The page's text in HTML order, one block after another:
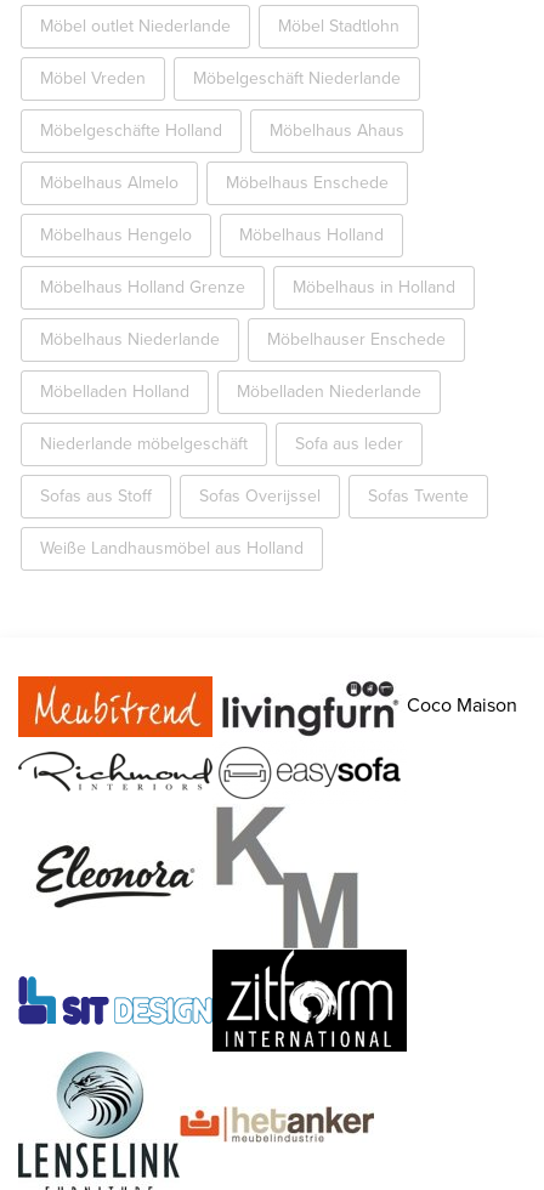
Möbel outlet Niederlande Möbel Stadtlohn
Möbel Vreden Möbelgeschäft Niederlande
Möbelgeschäfte Holland Möbelhaus Ahaus
Möbelhaus Almelo Möbelhaus Enschede
Möbelhaus Hengelo Möbelhaus Holland
Möbelhaus Holland Grenze Möbelhaus in Holland
Möbelhaus Niederlande Möbelhauser Enschede
Möbelladen Holland Möbelladen Niederlande
Niederlande möbelgeschäft Sofa aus leder
Sofas aus Stoff Sofas Overijssel Sofas Twente
Weiße Landhausmöbel aus Holland
Coco Maison